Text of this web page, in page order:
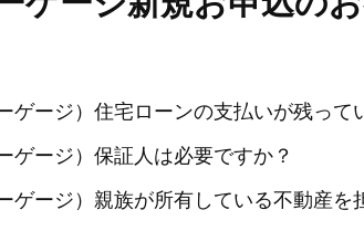
ゲージ）住宅ローンの支払いが残って
ゲージ）保証人は必要ですか？
ゲージ）親族が所有している不動産を